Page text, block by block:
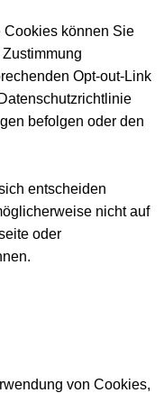
Cookies können Sie
Opt-out-Link
befolgen oder den
entscheiden
nicht auf
oder
von Cookies,